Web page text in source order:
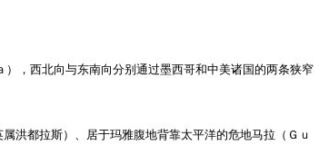
，西北向与东南向分别通过墨西哥和中美诸国的两条狭窄
都拉斯）、居于玛雅腹地背靠太平洋的危地马拉（Ｇｕ